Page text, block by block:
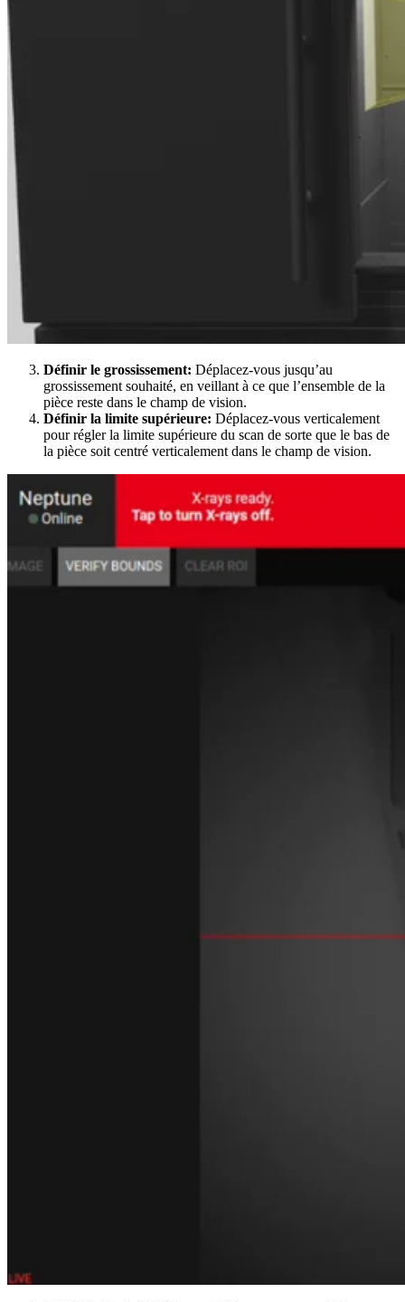
Définir le grossissement: Déplacez-vous jusqu’au
grossissement souhaité, en veillant à ce que l’ensemble de la
pièce reste dans le champ de vision.
Définir la limite supérieure: Déplacez-vous verticalement
pour régler la limite supérieure du scan de sorte que le bas de
la pièce soit centré verticalement dans le champ de vision.